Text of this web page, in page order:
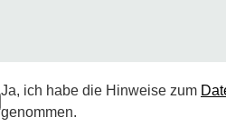
Ja, ich habe die Hinweise zum
genommen.